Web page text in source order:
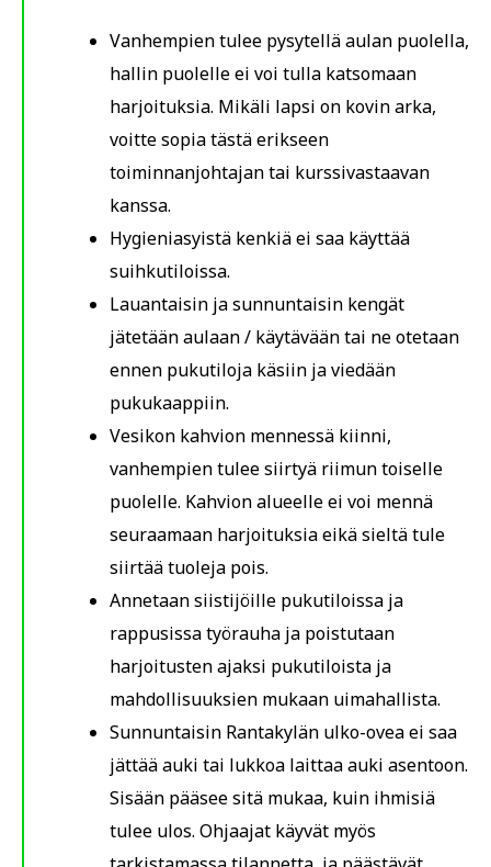
Vanhempien tulee pysytellä aulan puolella,
hallin puolelle ei voi tulla katsomaan
harjoituksia. Mikäli lapsi on kovin arka,
voitte sopia tästä erikseen
toiminnanjohtajan tai kurssivastaavan
kanssa.
Hygieniasyistä kenkiä ei saa käyttää
suihkutiloissa.
Lauantaisin ja sunnuntaisin kengät
jätetään aulaan / käytävään tai ne otetaan
ennen pukutiloja käsiin ja viedään
pukukaappiin.
Vesikon kahvion mennessä kiinni,
vanhempien tulee siirtyä riimun toiselle
puolelle. Kahvion alueelle ei voi mennä
seuraamaan harjoituksia eikä sieltä tule
siirtää tuoleja pois.
Annetaan siistijöille pukutiloissa ja
rappusissa työrauha ja poistutaan
harjoitusten ajaksi pukutiloista ja
mahdollisuuksien mukaan uimahallista.
Sunnuntaisin Rantakylän ulko-ovea ei saa
jättää auki tai lukkoa laittaa auki asentoon.
Sisään pääsee sitä mukaa, kuin ihmisiä
tulee ulos. Ohjaajat käyvät myös